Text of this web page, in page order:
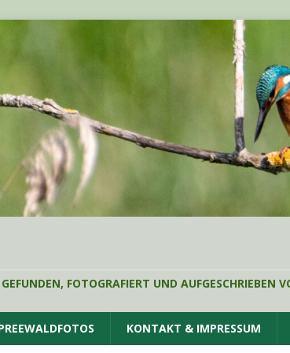
FOTOGRAFIERT UND AUFGESCHRIEBEN
KONTAKT & IMPRESSUM